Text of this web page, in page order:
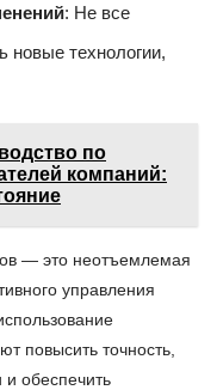
: Не все
новые технологии,
по
компаний:
— это неотъемлемая
управления
повысить точность,
и обеспечить